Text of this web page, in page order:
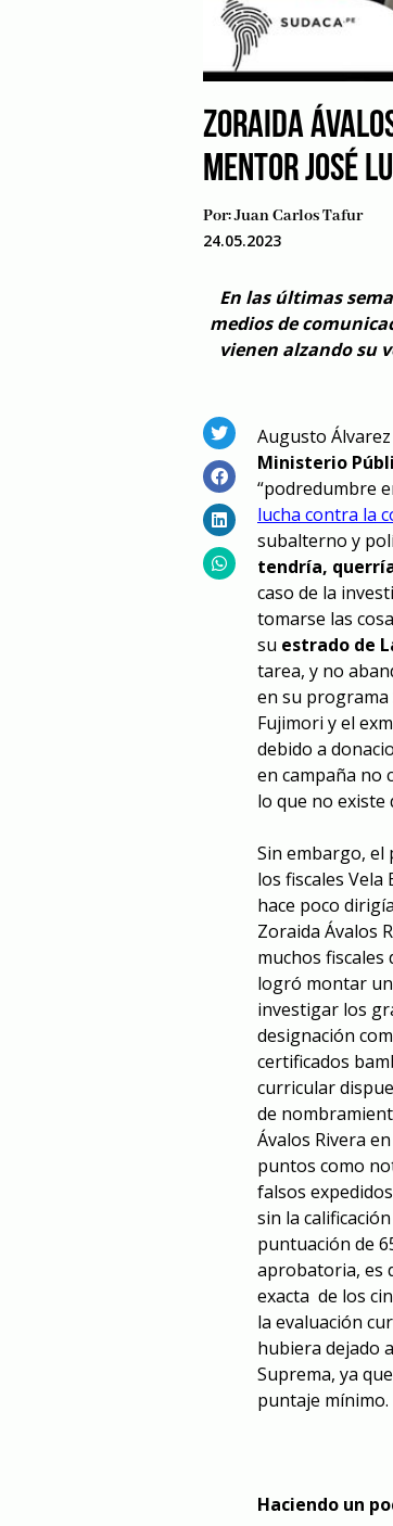
ZORAIDA
MENTOR JOSÉ
Por:Juan Carlos Tafur
24.05.2023
En las últimas
medios de
vienen alzando su
Augusto
Ministerio
“podredumbre
lucha contra la
subalterno y
tendría,
caso de la
tomarse las
su estrado de
tarea, y no
en su programa
Fujimori y el
debido a
en campaña no
lo que no existe
Sin embargo, el
los fiscales
hace poco
Zoraida Ávalos
muchos fiscales
logró montar
investigar los
designación
certificados
curricular
de
Ávalos Rivera
puntos como
falsos
sin la
puntuación de
aprobatoria, es
exacta de los
la evaluación
hubiera dejado
Suprema, ya
puntaje mínimo.
Haciendo un